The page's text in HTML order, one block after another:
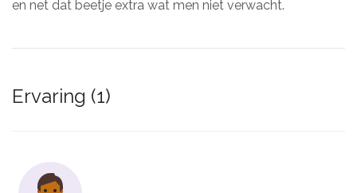
en net dat beetje extra wat men niet verwacht.
Ervaring (1)